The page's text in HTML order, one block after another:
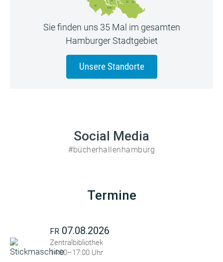
Sie finden uns 35 Mal im gesamten
Hamburger Stadtgebiet
Unsere Standorte
Social Media
#bücherhallenhamburg
Termine
FR 07.08.2026
Zentralbibliothek
14:00–17:00 Uhr